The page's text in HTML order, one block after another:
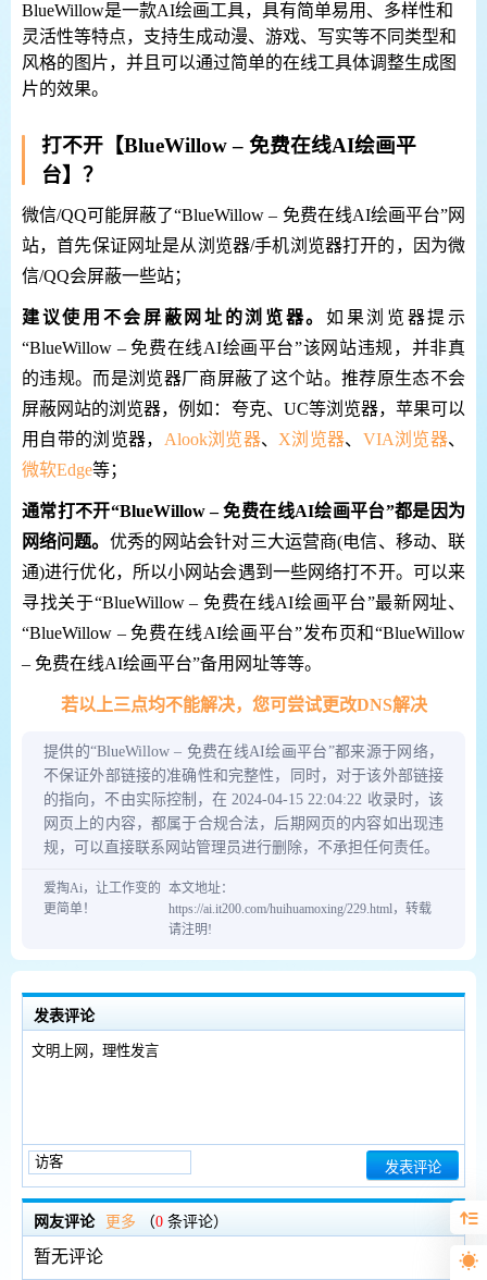
BlueWillow是一款AI绘画工具，具有简单易用、多样性和
灵活性等特点，支持生成动漫、游戏、写实等不同类型和
风格的图片，并且可以通过简单的在线工具体调整生成图
片的效果。
打不开【BlueWillow – 免费在线AI绘画平
台】？
微信/QQ可能屏蔽了“BlueWillow – 免费在线AI绘画平台”网
站，首先保证网址是从浏览器/手机浏览器打开的，因为微
信/QQ会屏蔽一些站；
建议使用不会屏蔽网址的浏览器。 如果浏览器提示
“BlueWillow – 免费在线AI绘画平台”该网站违规，并非真
的违规。而是浏览器厂商屏蔽了这个站。推荐原生态不会
屏蔽网站的浏览器，例如：夸克、UC等浏览器，苹果可以
用自带的浏览器， Alook浏览器、 X浏览器、 VIA浏览器、
微软Edge等；
通常打不开“BlueWillow – 免费在线AI绘画平台”都是因为
网络问题。 优秀的网站会针对三大运营商(电信、移动、联
通)进行优化，所以小网站会遇到一些网络打不开。可以来
寻找关于“BlueWillow – 免费在线AI绘画平台”最新网址、
“BlueWillow – 免费在线AI绘画平台”发布页和“BlueWillow
– 免费在线AI绘画平台”备用网址等等。
若以上三点均不能解决，您可尝试更改DNS解决
提供的“BlueWillow – 免费在线AI绘画平台”都来源于网络，
不保证外部链接的准确性和完整性，同时，对于该外部链接
的指向，不由实际控制，在 2024-04-15 22:04:22 收录时，该
网页上的内容，都属于合规合法，后期网页的内容如出现违
规，可以直接联系网站管理员进行删除，不承担任何责任。
爱掏Ai，让工作变的
更简单！
本文地址：
https://ai.it200.com/huihuamoxing/229.html，转载
请注明!
发表评论
更多
网友评论 （0 条评论）
暂无评论